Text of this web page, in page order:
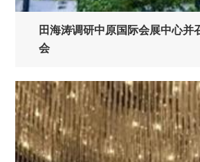
田海涛调研中原国际会展中心并
会